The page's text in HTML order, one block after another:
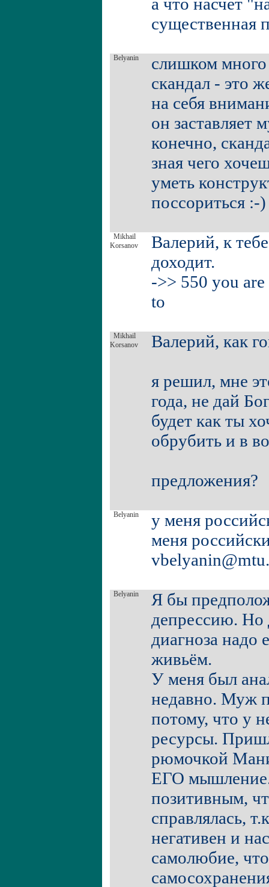
существенная
Belyanin
слишком
скандал - это
на себя
он заставляет
конечно,
зная чего
уметь
поссориться
Mikhail
Korsanov
Валерий, к
доходит.
->> 550 you
to
Mikhail
Korsanov
Валерий, как
я решил, мне
года, не дай
будет как ты
обрубить и в
предложения?
Belyanin
у меня
меня
Belyanin
Я бы
депрессию. Но
диагноза надо
живьём.
У меня был
недавно. Муж
потому, что у
ресурсы.
рюмочкой
ЕГО мышление.
позитивным,
справлялась,
негативен и
самолюбие,